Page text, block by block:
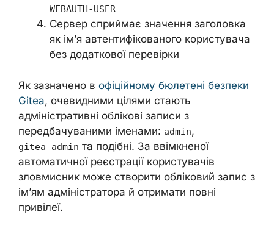
WEBAUTH-USER
Сервер сприймає значення заголовка
як ім’я автентифікованого користувача
без додаткової перевірки
Як зазначено в офіційному бюлетені безпеки
Gitea, очевидними цілями стають
адміністративні облікові записи з
передбачуваними іменами: admin,
gitea_admin та подібні. За ввімкненої
автоматичної реєстрації користувачів
зловмисник може створити обліковий запис з
ім’ям адміністратора й отримати повні
привілеї.